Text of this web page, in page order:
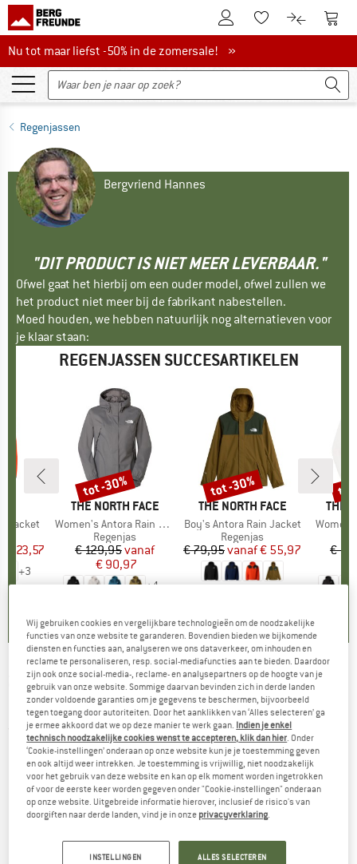
De klantenaccount
Naar deNaar de
Nu tot maar liefst -50% in de zomersale!
Nu tot maar liefst -50% in de zomersale! »
Regenjassen
Bergvriend Hannes
"DIT PRODUCT IS NIET MEER LEVERBAAR."
Ofwel gaat het hierbij om een ouder model, ofwel zullen we
het product niet meer bij de fabrikant nabestellen.
Moed houden, we hebben natuurlijk nog alternatieven voor
je klaar staan:
REGENJASSEN SUCCESARTIKELEN
Jacket
prijs
€ 23,57
+3
MERK
THE NORTH FACE
Artikel
Women's Antora Rain Jacket
Productgroep
Regenjas
Prijs
€ 129,95Verlaagde prijs
vanaf
€ 90,97
+ 4
Korting
tot -30%
MERK
THE NORTH FACE
Artikel
Boy's Antora Rain Jacket
Productgroep
Regenjas
Prijs
€ 79,95 Verlaagde prijs
vanaf€ 55,97
Korting
tot -30%
MERK
THE
Artikel
€
tot
2117 OF SWEDEN -Klacken 2,5L Jacket -
Regenjas
(0)
Wij gebruiken cookies en vergelijkbare technologieën om de noodzakelijke
functies van onze website te garanderen. Bovendien bieden we bijkomende
diensten en functies aan, analyseren we ons dataverkeer, om inhouden en
reclame te personaliseren, resp. social-mediafuncties aan te bieden. Daardoor
zijn ook onze social-media-, reclame- en analysepartners op de hoogte van je
gebruik van onze website. Sommige daarvan bevinden zich in derde landen
zonder voldoende garanties om je gegevens te beschermen, bijvoorbeeld
tegen toegang door autoriteiten. Door het aanklikken van ‘Alles selecteren’ ga
je ermee akkoord dat we op deze manier te werk gaan. Indien je enkel
technisch noodzakelijke cookies wenst te accepteren, klik dan hier. Onder
‘Cookie-instellingen’ onderaan op onze website kun je je toestemming geven
en ook altijd weer intrekken. Je toestemming is vrijwillig, niet noodzakelijk
voor het gebruik van deze website en kan op elk moment worden ingetrokken
of voor de eerste keer worden gegeven onder "Cookie-instellingen" onderaan
op onze website. Uitgebreide informatie hierover, inclusief de risico's van
doorgiften naar derde landen, vind je in onze privacyverklaring.
INSTELLINGEN ALLES SELECTEREN